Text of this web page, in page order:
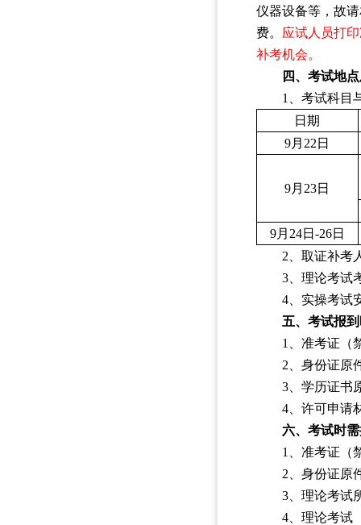
仪器设备等，故
费。 应试人员打
补考机会。
四、考试地
1、考试科目
日期
9月 22 日
9月 23日
9月 24日 -26日
2、取证补考
3、理论考试
4、实操考试
五、考试报
1、准考证（
2、身份证原
3、学历证书
4、许可申请
六、考试时
1、准考证（
2、身份证原
3、理论考试
4、理论考试